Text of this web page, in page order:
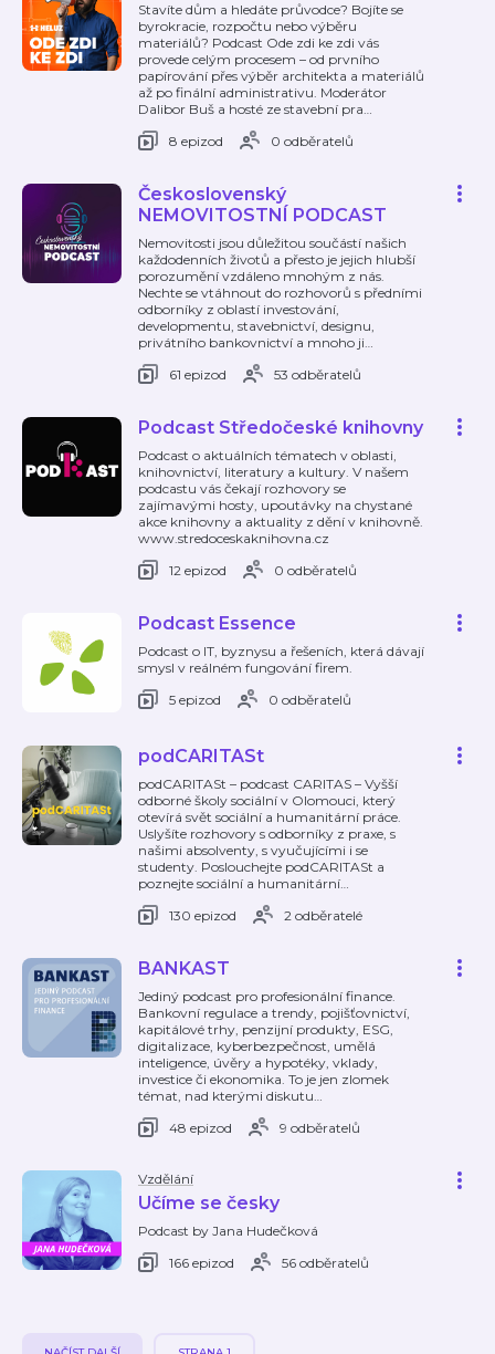
Stavíte dům a hledáte průvodce? Bojíte se
byrokracie, rozpočtu nebo výběru
materiálů? Podcast Ode zdi ke zdi vás
provede celým procesem – od prvního
papírování přes výběr architekta a materiálů
až po finální administrativu. Moderátor
Dalibor Buš a hosté ze stavební pra…
8 epizod
0 odběratelů
Československý
NEMOVITOSTNÍ PODCAST
Nemovitosti jsou důležitou součástí našich
každodenních životů a přesto je jejich hlubší
porozumění vzdáleno mnohým z nás.
Nechte se vtáhnout do rozhovorů s předními
odborníky z oblastí investování,
developmentu, stavebnictví, designu,
privátního bankovnictví a mnoho ji…
61 epizod
53 odběratelů
Podcast Středočeské knihovny
Podcast o aktuálních tématech v oblasti,
knihovnictví, literatury a kultury. V našem
podcastu vás čekají rozhovory se
zajímavými hosty, upoutávky na chystané
akce knihovny a aktuality z dění v knihovně.
www.stredoceskaknihovna.cz
12 epizod
0 odběratelů
Podcast Essence
Podcast o IT, byznysu a řešeních, která dávají
smysl v reálném fungování firem.
5 epizod
0 odběratelů
podCARITASt
podCARITASt – podcast CARITAS – Vyšší
odborné školy sociální v Olomouci, který
otevírá svět sociální a humanitární práce.
Uslyšíte rozhovory s odborníky z praxe, s
našimi absolventy, s vyučujícími i se
studenty. Poslouchejte podCARITASt a
poznejte sociální a humanitární…
130 epizod
2 odběratelé
BANKAST
Jediný podcast pro profesionální finance.
Bankovní regulace a trendy, pojišťovnictví,
kapitálové trhy, penzijní produkty, ESG,
digitalizace, kyberbezpečnost, umělá
inteligence, úvěry a hypotéky, vklady,
investice či ekonomika. To je jen zlomek
témat, nad kterými diskutu…
48 epizod
9 odběratelů
Vzdělání
Učíme se česky
Podcast by Jana Hudečková
166 epizod
56 odběratelů